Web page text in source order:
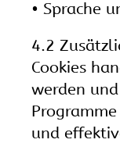
• Sprache
4.2
Cookies
werden
und